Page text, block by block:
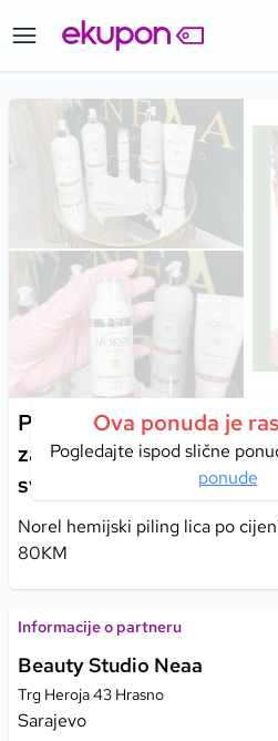
Ova ponuda je
Pogledajte ispod slične
ponude
Profesionalni hemijski
za regeneraciju kože lica
svježine u Beauty Studiju
Norel hemijski piling lica po
80KM
Informacije o partneru
Beauty Studio Neaa
Trg Heroja 43 Hrasno
Sarajevo